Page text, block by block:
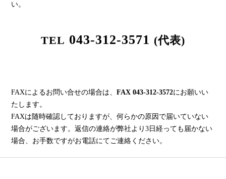
い。
TEL 043-312-3571 (代表)
FAXによるお問い合せの場合は、FAX 043-312-3572にお願いい
たします。
FAXは随時確認しておりますが、何らかの原因で届いていない
場合がございます。返信の連絡が弊社より3日経っても届かない
場合、お手数ですがお電話にてご連絡ください。